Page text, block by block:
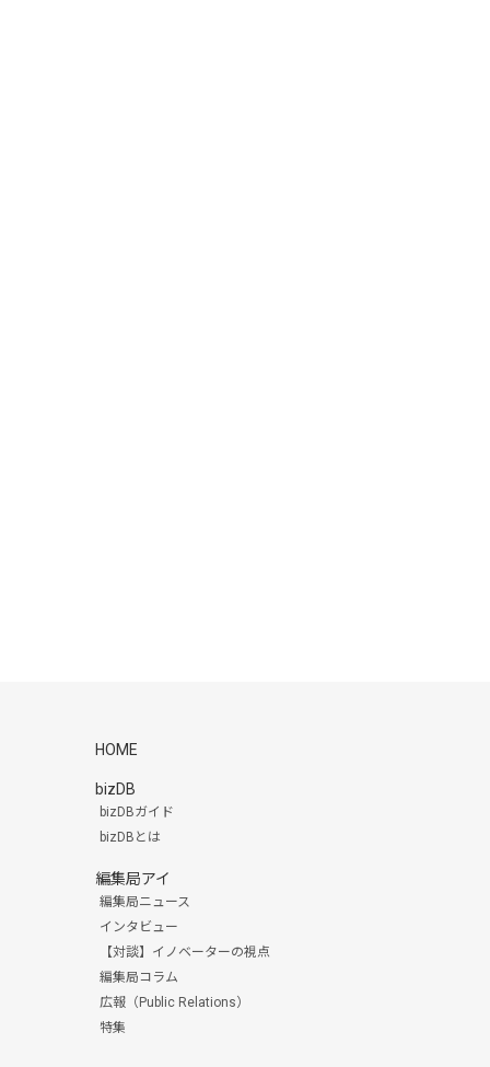
HOME
bizDB
bizDBガイド
bizDBとは
編集局アイ
編集局ニュース
インタビュー
【対談】イノベーターの視点
編集局コラム
広報（Public Relations）
特集